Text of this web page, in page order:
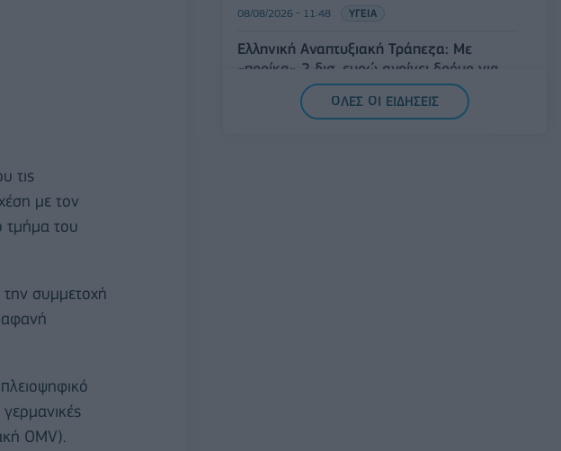
τις
με τον
τμήμα του
συμμετοχή
OMV).
08/08/2026 - 11:48 ΥΓΕΙΑ
Ελληνική Αναπτυξιακή Τράπεζα: Με
«προίκα» 2 δισ. ευρώ ανοίγει δρόμο για
δάνεια έως 5 δισ. σε μικρομεσαίες
08/08/2026 - 11:22
ΟΛΕΣ ΟΙ ΕΙΔΗΣΕΙΣ